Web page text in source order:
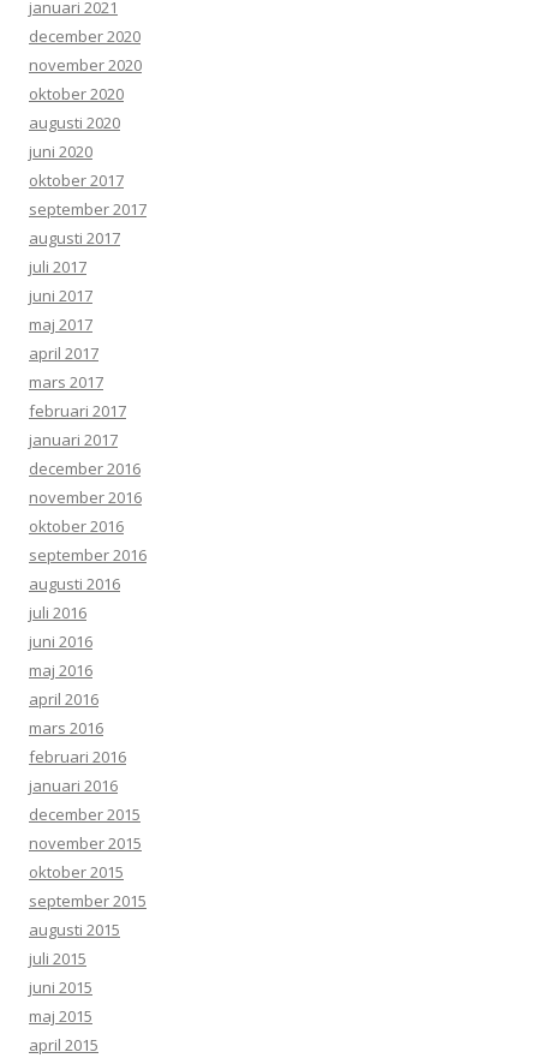
januari 2021
december 2020
november 2020
oktober 2020
augusti 2020
juni 2020
oktober 2017
september 2017
augusti 2017
juli 2017
juni 2017
maj 2017
april 2017
mars 2017
februari 2017
januari 2017
december 2016
november 2016
oktober 2016
september 2016
augusti 2016
juli 2016
juni 2016
maj 2016
april 2016
mars 2016
februari 2016
januari 2016
december 2015
november 2015
oktober 2015
september 2015
augusti 2015
juli 2015
juni 2015
maj 2015
april 2015